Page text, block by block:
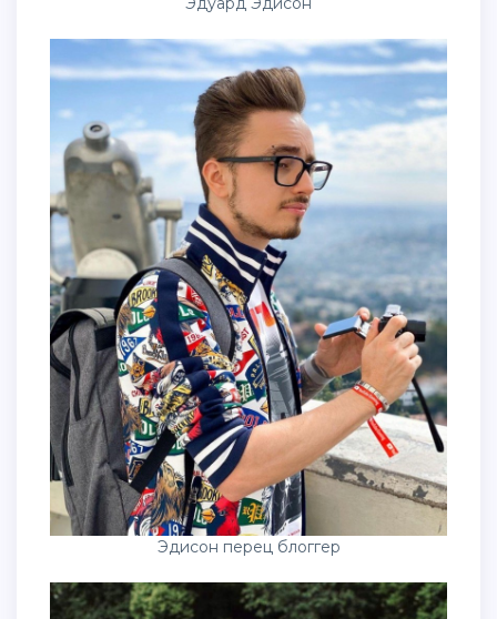
Эдисон перец блоггер